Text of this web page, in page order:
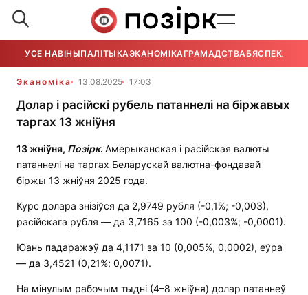
УСЕ НАВІНЫПАЛІТЫКАЭКАНОМІКАГРАМАДСТВАБЯСПЕКА
Эканоміка 13.08.2025 17:03
Долар і расійскі рубель патаннелі на біржавых
таргах 13 жніўня
13 жніўня, Позірк. Амерыканская і расійская валюты
патаннелі на таргах Беларускай валютна-фондавай
біржы 13 жніўня 2025 года.
Курс долара знізіўся да 2,9749 рубля (-0,1%; -0,003),
расійскага рубля — да 3,7165 за 100 (-0,003%; -0,0001).
Юань падаражэў да 4,1171 за 10 (0,005%, 0,0002), еўра
— да 3,4521 (0,21%; 0,0071).
На мінулым рабочым тыдні (4–8 жніўня) долар патаннеў